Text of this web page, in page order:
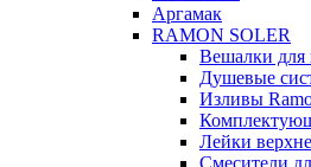
Аргамак
RAMON SOLER
Вешалки для
Душевые
Изливы
Лейки
Смесители